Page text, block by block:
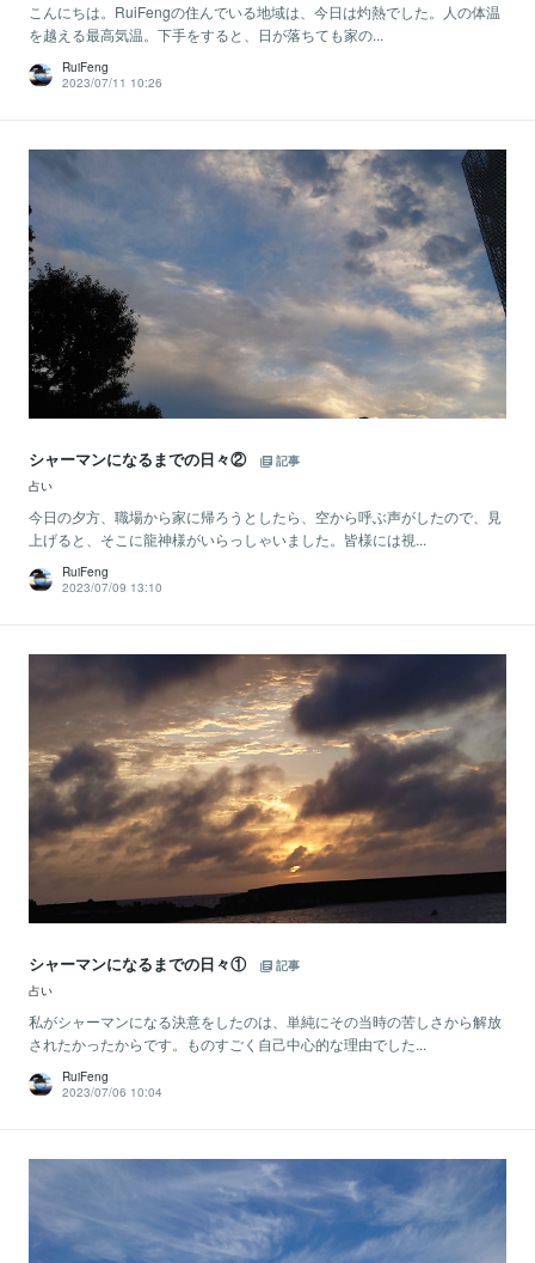
こんにちは。RuiFengの住んでいる地域は、今日は灼熱でした。人の体温
を越える最高気温。下手をすると、日が落ちても家の...
RuiFeng
2023/07/11 10:26
シャーマンになるまでの日々②
記事
占い
今日の夕方、職場から家に帰ろうとしたら、空から呼ぶ声がしたので、見
上げると、そこに龍神様がいらっしゃいました。皆様には視...
RuiFeng
2023/07/09 13:10
シャーマンになるまでの日々①
記事
占い
私がシャーマンになる決意をしたのは、単純にその当時の苦しさから解放
されたかったからです。ものすごく自己中心的な理由でした...
RuiFeng
2023/07/06 10:04